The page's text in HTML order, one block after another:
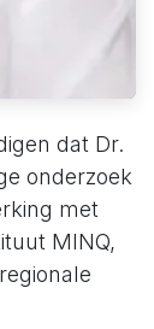
dat Dr.
onderzoek
met
MINQ,